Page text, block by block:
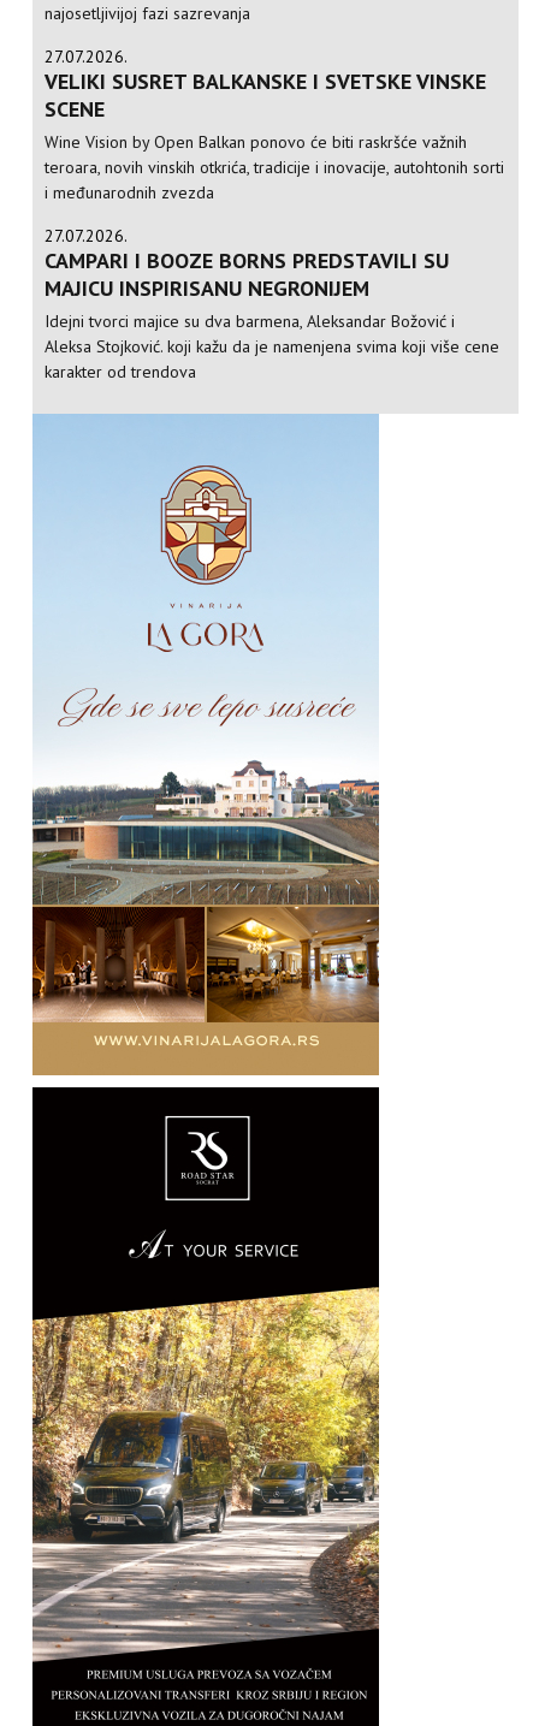
najosetljivijoj fazi sazrevanja
27.07.2026.
VELIKI SUSRET BALKANSKE I SVETSKE VINSKE
SCENE
Wine Vision by Open Balkan ponovo će biti raskršće važnih
teroara, novih vinskih otkrića, tradicije i inovacije, autohtonih sorti
i međunarodnih zvezda
27.07.2026.
CAMPARI I BOOZE BORNS PREDSTAVILI SU
MAJICU INSPIRISANU NEGRONIJEM
Idejni tvorci majice su dva barmena, Aleksandar Božović i
Aleksa Stojković. koji kažu da je namenjena svima koji više cene
karakter od trendova